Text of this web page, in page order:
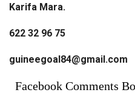
Karifa Mara.
622 32 96 75
guineegoal84@gmail.com
Facebook Comments